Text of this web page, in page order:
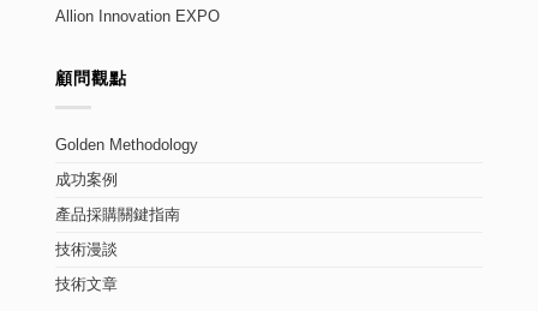
Allion Innovation EXPO
顧問觀點
Golden Methodology
成功案例
產品採購關鍵指南
技術漫談
技術文章